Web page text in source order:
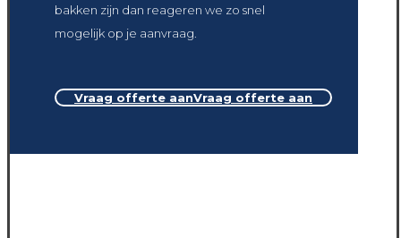
bakken zijn dan reageren we zo snel
mogelijk op je aanvraag.
Vraag offerte aanVraag offerte aan